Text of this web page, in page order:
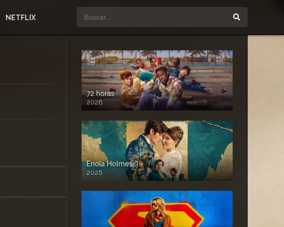
NETFLIX
72 horas
2026
Enola Holmes 3
2026